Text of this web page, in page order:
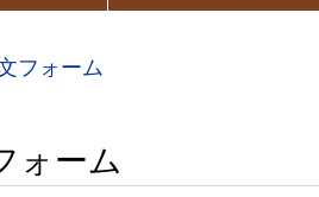
フォーム
ォーム